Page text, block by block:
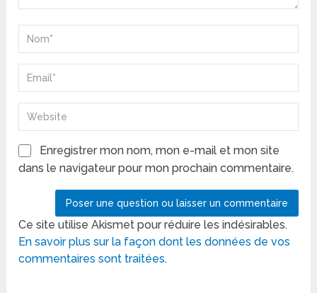
Enregistrer mon nom, mon e-mail et mon site
dans le navigateur pour mon prochain commentaire.
Ce site utilise Akismet pour réduire les indésirables.
En savoir plus sur la façon dont les données de vos
commentaires sont traitées.